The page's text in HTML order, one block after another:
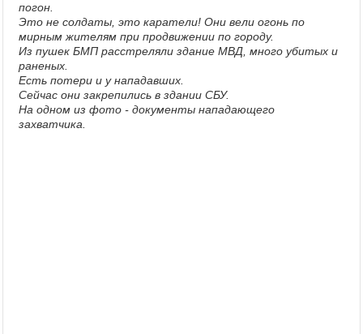
погон.
Это не солдаты, это каратели! Они вели огонь по
мирным жителям при продвижении по городу.
Из пушек БМП расстреляли здание МВД, много убитых и
раненых.
Есть потери и у нападавших.
Сейчас они закрепились в здании СБУ.
На одном из фото - документы нападающего
захватчика.